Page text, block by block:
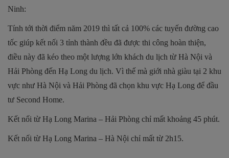
Ninh:
Tính tới thời điểm năm 2019 thì tất cả 100% các tuyến đường cao
tốc giúp kết nối 3 tỉnh thành đều đã được thi công hoàn thiện,
điều này đã kéo theo một lượng lớn khách du lịch từ Hà Nội và
Hải Phòng đến Hạ Long du lịch. Vì thế mà giới nhà giàu tại 2 khu
vực như Hà Nội và Hải Phòng đã chọn khu vực Hạ Long để đầu
tư Second Home.
Kết nối từ Hạ Long Marina – Hải Phòng chỉ mất khoảng 45 phút.
Kết nối từ Hạ Long Marina – Hà Nội chỉ mất từ 2h15.